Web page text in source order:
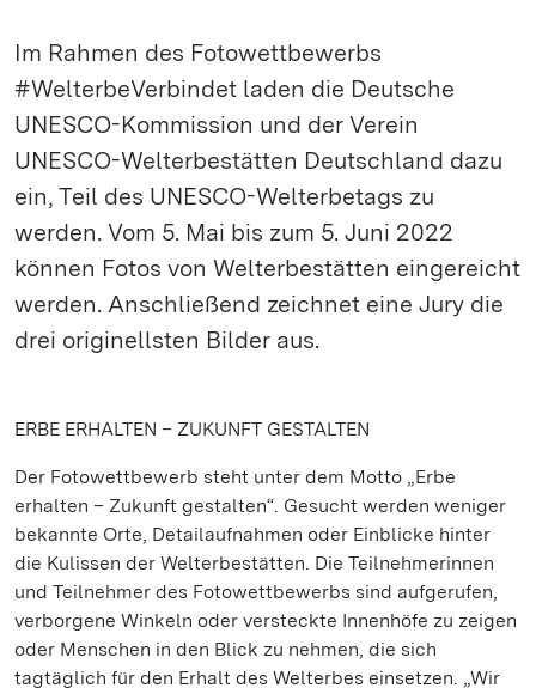
Im Rahmen des Fotowettbewerbs
#WelterbeVerbindet laden die Deutsche
UNESCO-Kommission und der Verein
UNESCO-Welterbestätten Deutschland dazu
ein, Teil des UNESCO-Welterbetags zu
werden. Vom 5. Mai bis zum 5. Juni 2022
können Fotos von Welterbestätten eingereicht
werden. Anschließend zeichnet eine Jury die
drei originellsten Bilder aus.
ERBE ERHALTEN – ZUKUNFT GESTALTEN
Der Fotowettbewerb steht unter dem Motto „Erbe
erhalten – Zukunft gestalten“. Gesucht werden weniger
bekannte Orte, Detailaufnahmen oder Einblicke hinter
die Kulissen der Welterbestätten. Die Teilnehmerinnen
und Teilnehmer des Fotowettbewerbs sind aufgerufen,
verborgene Winkeln oder versteckte Innenhöfe zu zeigen
oder Menschen in den Blick zu nehmen, die sich
tagtäglich für den Erhalt des Welterbes einsetzen. „Wir